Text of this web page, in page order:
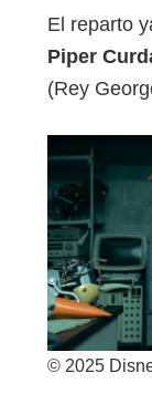
El reparto
Piper
(Rey
© 2025